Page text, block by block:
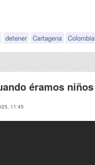
detener Cartagena Colombia
éramos niños
11:45